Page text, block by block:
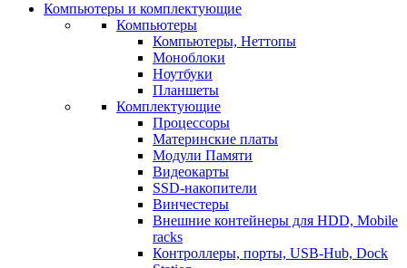
Компьютеры и комплектующие
Компьютеры
Компьютеры, Неттопы
Моноблоки
Ноутбуки
Планшеты
Комплектующие
Процессоры
Материнские платы
Модули Памяти
Видеокарты
SSD-накопители
Винчестеры
Внешние контейнеры для HDD, Mobile
racks
Контроллеры, порты, USB-Hub, Dock